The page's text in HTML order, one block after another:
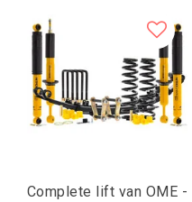
Complete lift van OME -